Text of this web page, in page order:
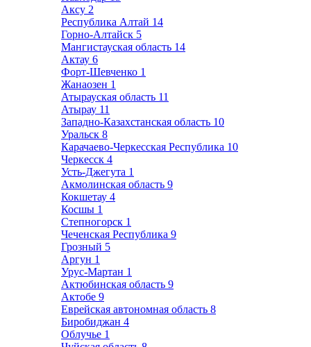
Аксу 2
Республика Алтай 14
Горно-Алтайск 5
Мангистауская область 14
Актау 6
Форт-Шевченко 1
Жанаозен 1
Атырауская область 11
Атырау 11
Западно-Казахстанская область 10
Уральск 8
Карачаево-Черкесская Республика 10
Черкесск 4
Усть-Джегута 1
Акмолинская область 9
Кокшетау 4
Косшы 1
Степногорск 1
Чеченская Республика 9
Грозный 5
Аргун 1
Урус-Мартан 1
Актюбинская область 9
Актобе 9
Еврейская автономная область 8
Биробиджан 4
Облучье 1